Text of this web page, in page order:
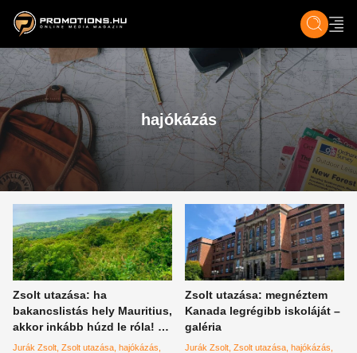
ZENE, FILM & KULT ÉLET TECH &
hajókázás
Zsolt utazása: ha
bakancslistás hely Mauritius,
akkor inkább húzd le róla! –
galéria
Jurák Zsolt Zsolt utazása hajókázás
Zsolt utazása: megnéztem
Kanada legrégibb iskoláját –
galéria
Jurák Zsolt Zsolt utazása hajókázás